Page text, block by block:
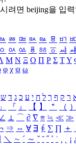
려면 beijing을 입
ㅭ ㅮ ㅯ ㅰ ㅱ ㅲ
ㆁ ㆂ ㆃ ㆄ ㆅ ㆆ ㆇ ㆈ
Μ Ν Ξ Ο Π Ρ Σ ΤΥ
φ χ ψ ω
ר ק ף ך ל ח י ע כ ג ד ש
」 『 』 【 】 ＂ （ ）
∠ ⊥ ⌒ ∂ ∇ ≡ ≒ ≪ ≫
⇒ ⇔ ∀ ∃ ∮ ∑ ∏ ＋
＼ ∼ ´ ～ ˇ ˘ ˝ ˚ ˙ ¸ ¡ ¿